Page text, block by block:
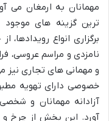
مهمانان به ارمغان می
ترین گزینه های موجود
برگزاری انواع
نامزدی و مراسم عروسی،
و مهمانی های تجاری نیز
خصوصی دارای تهویه
آزادانه مهمانان و
آورد. این بخش از چرخ و